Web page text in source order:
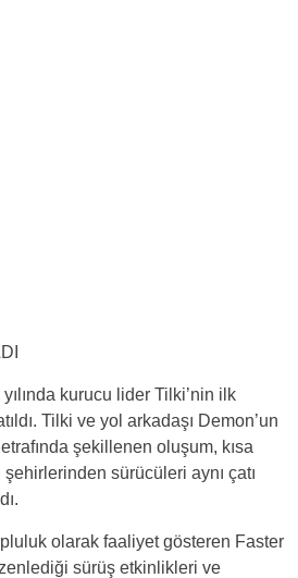
kurucu lider Tilki’nin ilk
Tilki ve yol arkadaşı Demon’un
şekillenen oluşum, kısa
sürücüleri aynı çatı
olarak faaliyet gösteren Faster
sürüş etkinlikleri ve